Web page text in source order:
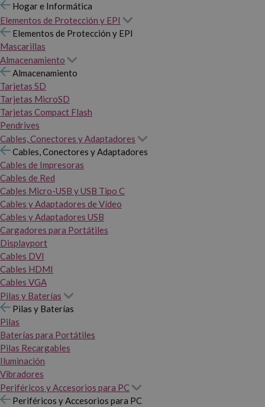
Hogar e Informática
Elementos de Protección y EPI
Elementos de Protección y EPI
Mascarillas
Almacenamiento
Almacenamiento
Tarjetas SD
Tarjetas MicroSD
Tarjetas Compact Flash
Pendrives
Cables, Conectores y Adaptadores
Cables, Conectores y Adaptadores
Cables de Impresoras
Cables de Red
Cables Micro-USB y USB Tipo C
Cables y Adaptadores de Vídeo
Cables y Adaptadores USB
Cargadores para Portátiles
Displayport
Cables DVI
Cables HDMI
Cables VGA
Pilas y Baterías
Pilas y Baterías
Pilas
Baterías para Portátiles
Pilas Recargables
Iluminación
Vibradores
Periféricos y Accesorios para PC
Periféricos y Accesorios para PC